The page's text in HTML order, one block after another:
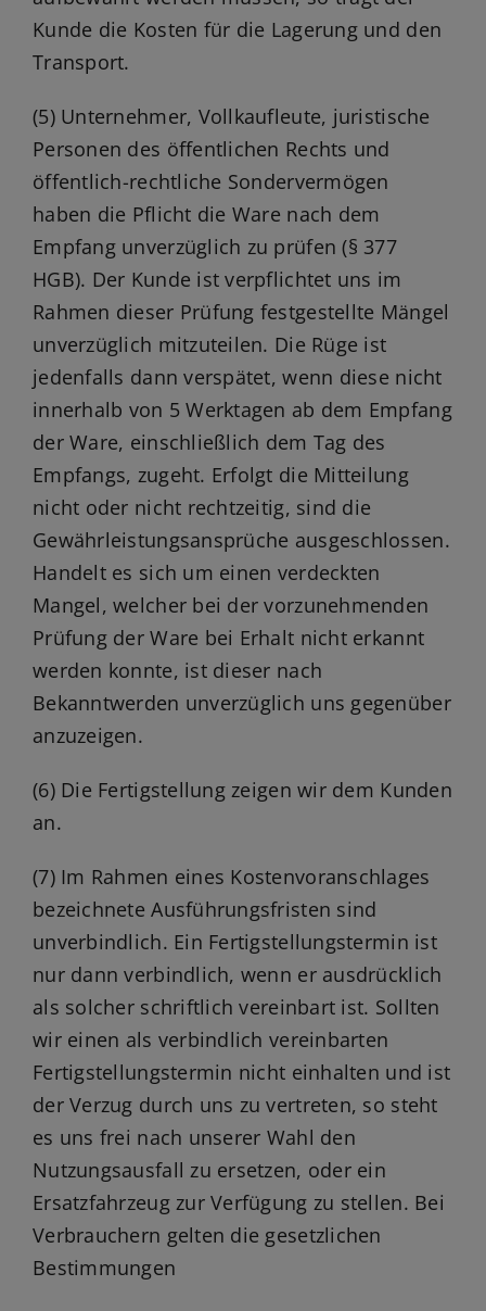
Kunde die Kosten für die Lagerung und den
Transport.
(5) Unternehmer, Vollkaufleute, juristische
Personen des öffentlichen Rechts und
öffentlich-rechtliche Sondervermögen
haben die Pflicht die Ware nach dem
Empfang unverzüglich zu prüfen (§ 377
HGB). Der Kunde ist verpflichtet uns im
Rahmen dieser Prüfung festgestellte Mängel
unverzüglich mitzuteilen. Die Rüge ist
jedenfalls dann verspätet, wenn diese nicht
innerhalb von 5 Werktagen ab dem Empfang
der Ware, einschließlich dem Tag des
Empfangs, zugeht. Erfolgt die Mitteilung
nicht oder nicht rechtzeitig, sind die
Gewährleistungsansprüche ausgeschlossen.
Handelt es sich um einen verdeckten
Mangel, welcher bei der vorzunehmenden
Prüfung der Ware bei Erhalt nicht erkannt
werden konnte, ist dieser nach
Bekanntwerden unverzüglich uns gegenüber
anzuzeigen.
(6) Die Fertigstellung zeigen wir dem Kunden
an.
(7) Im Rahmen eines Kostenvoranschlages
bezeichnete Ausführungsfristen sind
unverbindlich. Ein Fertigstellungstermin ist
nur dann verbindlich, wenn er ausdrücklich
als solcher schriftlich vereinbart ist. Sollten
wir einen als verbindlich vereinbarten
Fertigstellungstermin nicht einhalten und ist
der Verzug durch uns zu vertreten, so steht
es uns frei nach unserer Wahl den
Nutzungsausfall zu ersetzen, oder ein
Ersatzfahrzeug zur Verfügung zu stellen. Bei
Verbrauchern gelten die gesetzlichen
Bestimmungen